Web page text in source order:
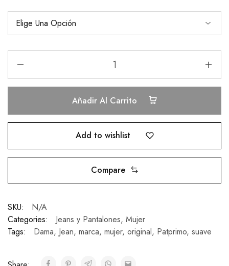
Añadir Al Carrito
Add to wishlist
Compare
SKU:
N/A
Categories:
Jeans y Pantalones, Mujer
Tags:
Dama, Jean, marca, mujer, original, Patprimo, suave